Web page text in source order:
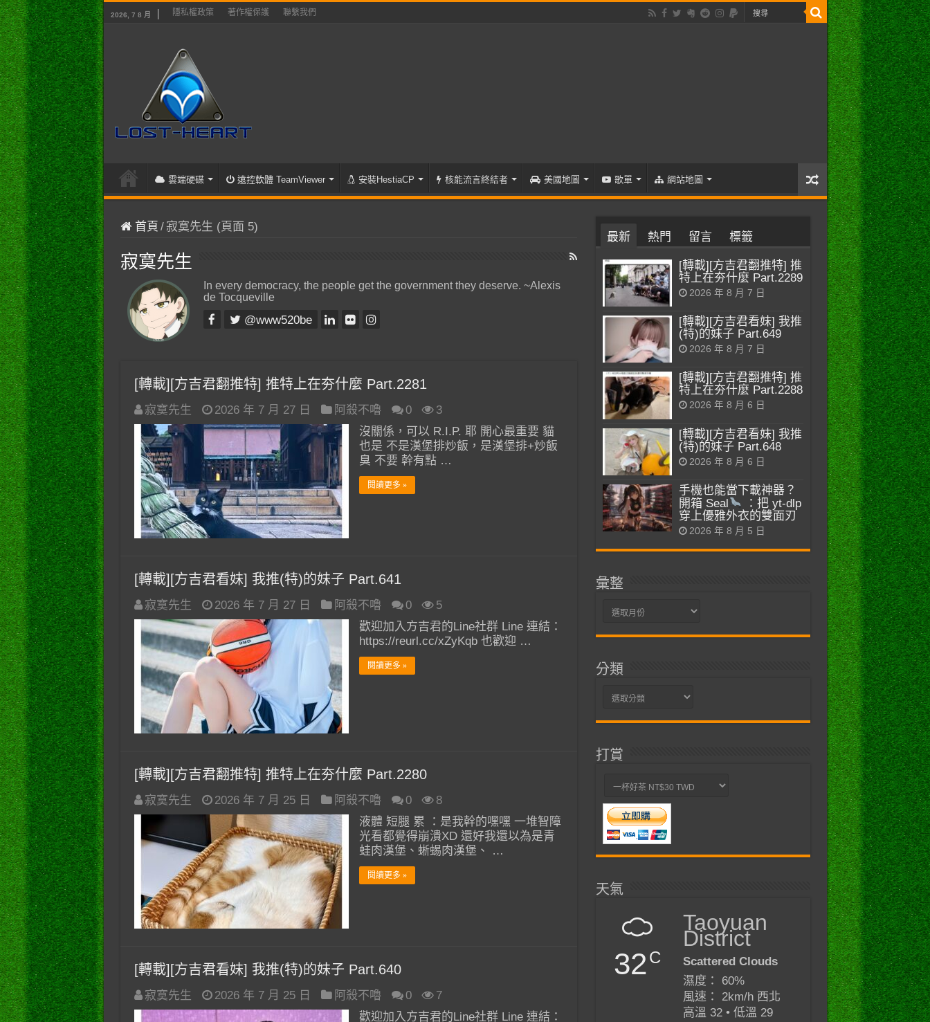
2026, 7 8 月 隱私權政策 著作權保護 聯繫我們
雲端硬碟 遠控軟體 TeamViewer 安裝HestiaCP 核能流言終結者 美國地圖 歌單 網站地圖
首頁 /寂寞先生 (頁面 5)
寂寞先生
In every democracy, the people get the government they deserve. ~Alexis
de Tocqueville
@www520be
[轉載][方吉君翻推特] 推特上在夯什麼 Part.2281
寂寞先生 2026 年 7 月 27 日 阿殺不嚕 0
3
沒關係，可以 R.I.P. 耶 開心最重要 貓
也是 不是漢堡排炒飯，是漢堡排+炒飯
臭 不要 幹有點 …
閱讀更多 »
[轉載][方吉君看妹] 我推(特)的妹子 Part.641
寂寞先生 2026 年 7 月 27 日 阿殺不嚕 0
5
歡迎加入方吉君的Line社群 Line 連結：
https://reurl.cc/xZyKqb 也歡迎 …
閱讀更多 »
[轉載][方吉君翻推特] 推特上在夯什麼 Part.2280
寂寞先生 2026 年 7 月 25 日 阿殺不嚕 0
8
液體 短腿 累 ：是我幹的嘿嘿 一堆智障
光看都覺得崩潰XD 還好我還以為是青
蛙肉漢堡、蜥蜴肉漢堡、 …
閱讀更多 »
[轉載][方吉君看妹] 我推(特)的妹子 Part.640
寂寞先生 2026 年 7 月 25 日 阿殺不嚕 0
7
歡迎加入方吉君的Line社群 Line 連結：
最新 熱門 留言 標籤
[轉載][方吉君翻推特] 推
特上在夯什麼 Part.2289
2026 年 8 月 7 日
[轉載][方吉君看妹] 我推
(特)的妹子 Part.649
2026 年 8 月 7 日
[轉載][方吉君翻推特] 推
特上在夯什麼 Part.2288
2026 年 8 月 6 日
[轉載][方吉君看妹] 我推
(特)的妹子 Part.648
2026 年 8 月 6 日
手機也能當下載神器？
開箱 Seal
：把 yt-dlp
穿上優雅外衣的雙面刃
2026 年 8 月 5 日
彙整
彙
分類
分
打賞
天氣
32C
Taoyuan
District
Scattered Clouds
濕度： 60%
風速： 2km/h 西北
高溫 32 • 低溫 29